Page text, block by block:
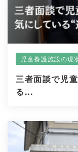
児童養護施設の現
三者面談で児
る...